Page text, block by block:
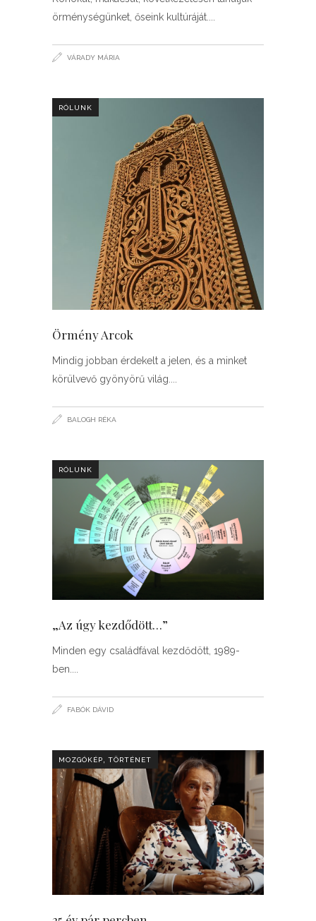
örménységünket, őseink kultúráját.
VÁRADY MÁRIA
RÓLUNK
Örmény Arcok
Mindig jobban érdekelt a jelen, és a minket
körülvevő gyönyörű világ.
BALOGH RÉKA
RÓLUNK
„Az úgy kezdődött…”
Minden egy családfával kezdődött, 1989-
ben.
FABÓK DÁVID
MOZGÓKÉP TÖRTÉNET